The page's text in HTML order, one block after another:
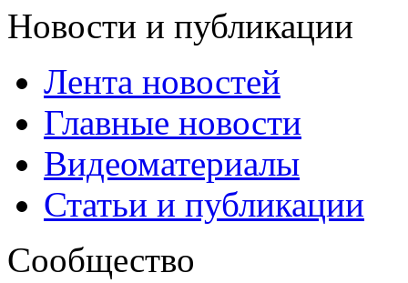
Новости и публикации
Лента новостей
Главные новости
Видеоматериалы
Статьи и публикации
Сообщество